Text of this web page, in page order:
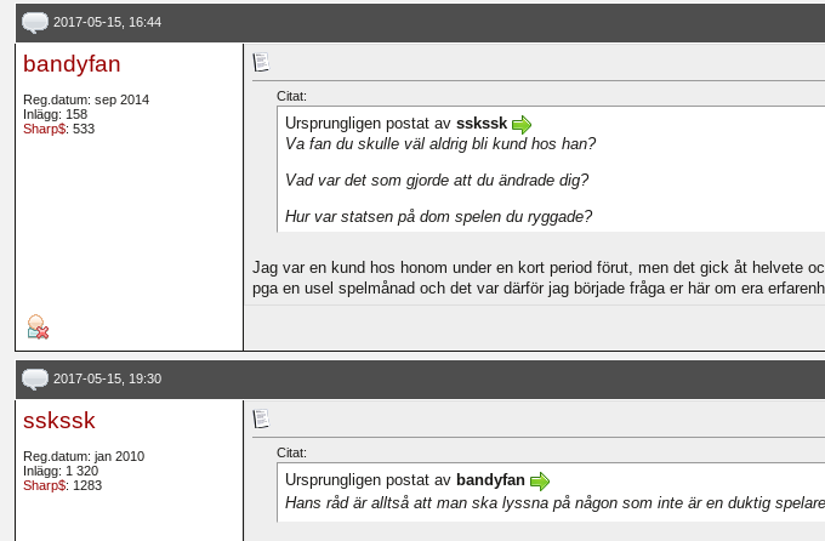
2017-05-15, 16:44
bandyfan
Reg.datum: sep 2014
Inlägg: 158
Sharp$: 533
Citat:
Ursprungligen postat av sskssk
Va fan du skulle väl aldrig bli kund hos han?
Vad var det som gjorde att du ändrade dig?
Hur var statsen på dom spelen du ryggade?
Jag var en kund hos honom under en kort period förut, men det gick åt helvete
pga en usel spelmånad och det var därför jag började fråga er här om era
2017-05-15, 19:30
sskssk
Reg.datum: jan 2010
Inlägg: 1 320
Sharp$: 1283
Citat:
Ursprungligen postat av bandyfan
Hans råd är alltså att man ska lyssna på någon som inte är en duktig